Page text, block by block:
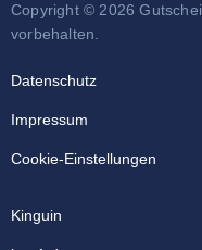
Copyright © 2026
vorbehalten.
Datenschutz
Impressum
Cookie-Einstellungen
Kinguin